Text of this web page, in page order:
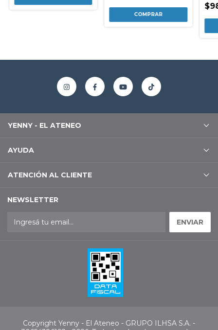
YENNY - EL ATENEO
AYUDA
ATENCIÓN AL CLIENTE
NEWSLETTER
Copyright Yenny - El Ateneo - GRUPO ILHSA S.A. -